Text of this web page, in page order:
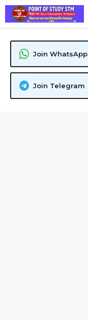
Skip
content
Join WhatsApp
Join Telegram